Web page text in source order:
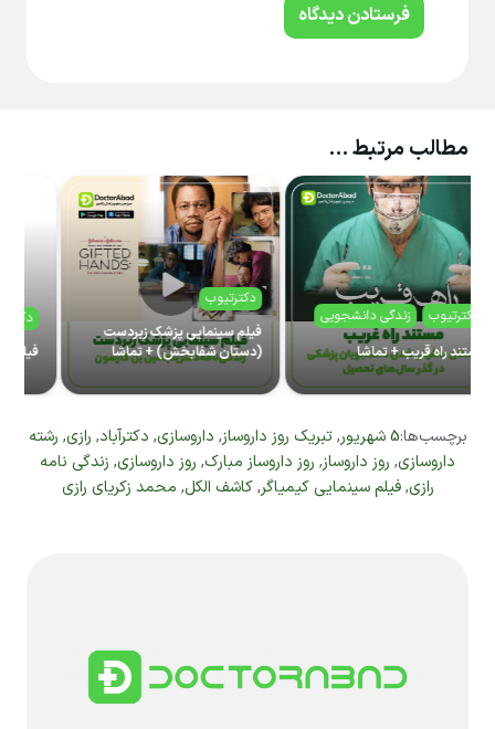
فرستادن دیدگاه
مطالب مرتبط …
زندگی دانشجویی
+ تماشا
دکترتیوب
فیلم سینمایی پزشک زبردست
(دستان شفابخش) + تماشا
دکترتیوب
فیلم سینمایی
برچسب‌ها:5 شهریور ,تبریک روز داروساز, داروسازی, دکترآباد, رازی, رشته
داروسازی, روز داروساز, روز داروساز مبارک, روز داروسازی, زندگی نامه
رازی,فیلم سینمایی کیمیاگر,کاشف الکل, محمد زکریای رازی